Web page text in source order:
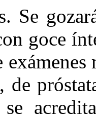
Se
goce
de
se